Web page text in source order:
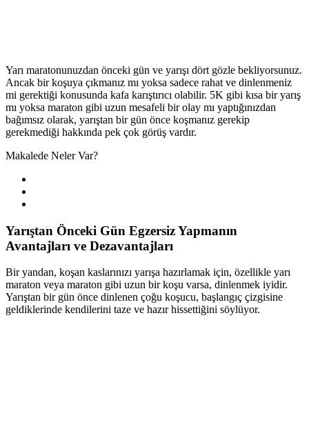
Yarı maratonunuzdan önceki gün ve yarışı dört gözle bekliyorsunuz.
Ancak bir koşuya çıkmanız mı yoksa sadece rahat ve dinlenmeniz
mi gerektiği konusunda kafa karıştırıcı olabilir. 5K gibi kısa bir yarış
mı yoksa maraton gibi uzun mesafeli bir olay mı yaptığınızdan
bağımsız olarak, yarıştan bir gün önce koşmanız gerekip
gerekmediği hakkında pek çok görüş vardır.
Makalede Neler Var?
Yarıştan Önceki Gün Egzersiz Yapmanın
Avantajları ve Dezavantajları
Bir yandan, koşan kaslarınızı yarışa hazırlamak için, özellikle yarı
maraton veya maraton gibi uzun bir koşu varsa, dinlenmek iyidir.
Yarıştan bir gün önce dinlenen çoğu koşucu, başlangıç çizgisine
geldiklerinde kendilerini taze ve hazır hissettiğini söylüyor.